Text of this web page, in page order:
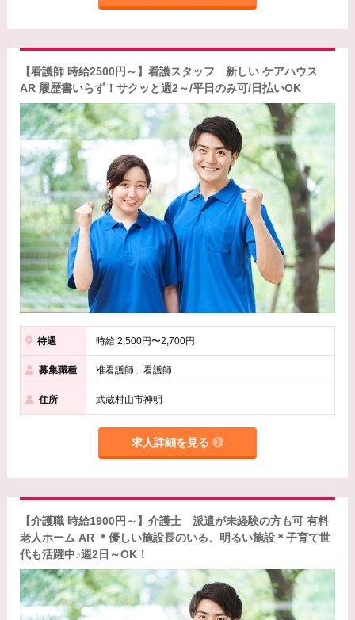
【看護師 時給2500円～】看護スタッフ 新しい ケアハウス
AR 履歴書いらず！サクッと週2～/平日のみ可/日払いOK
待遇 時給 2,500円〜2,700円
募集職種 准看護師、看護師
住所 武蔵村山市神明
求人詳細を見る
【介護職 時給1900円～】介護士 派遣が未経験の方も可 有料
老人ホーム AR ＊優しい施設長のいる、明るい施設＊子育て世
代も活躍中♪週2日～OK！